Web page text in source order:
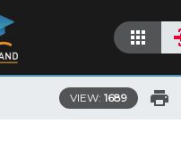
VIEW: 1689